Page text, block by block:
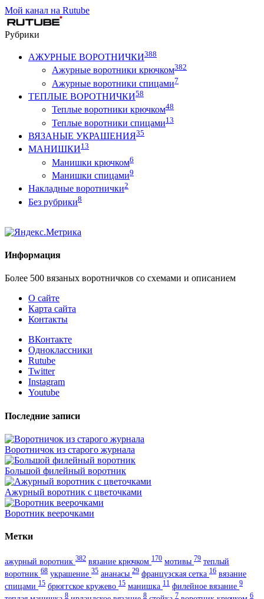
Мой канал на Rutube
Рубрики
АЖУРНЫЕ ВОРОТНИЧКИ388
Ажурные воротники крючком382
Ажурные воротники спицами7
ТЕПЛЫЕ ВОРОТНИЧКИ58
Теплые воротники крючком48
Теплые воротники спицами13
ВЯЗАНЫЕ УКРАШЕНИЯ35
МАНИШКИ13
Манишки крючком6
Манишки спицами9
Накладные воротнички2
Без рубрики8
Информация
Более 500 вязаных воротничков со схемами и описанием
О сайте
Карта сайта
Контакты
ВКонтакте
Одноклассники
Rutube
Twitter
Instagram
Youtube
Последние записи
Воротничок из старого журнала
Большой филейный воротник
Ажурный воротник с цветочками
Воротник веерочками
Метки
ажурный воротник 382 вязание крючком 170 мотивы 79 теплый
воротник 68 украшение 35 ананасы 29 французская сетка 16 вязание
спицами 15 брюггское кружево 15 манишка 11 филейное вязание 9
8 8 7 6